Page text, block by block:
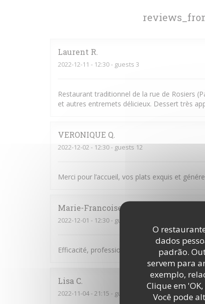
O
dados
padrão.
servem para
exemplo,
Clique em
Você pode
Laurent R
2022-12-11 - 12:30 - guests 3
Restaurant traditionnel de la rue de Rosiers
et autres entremets délicieux. Dessert très
VERONIQUE Q
2022-12-02 - 12:30 - guests 12
Merci pour l’accueil, vos plats exquis et
Marie-Francoise
2022-12-01 - 12:30 - guests 3
Efficacité, professionnalisme et rapport
Lisa C
2022-11-04- 21:15 - guests 6